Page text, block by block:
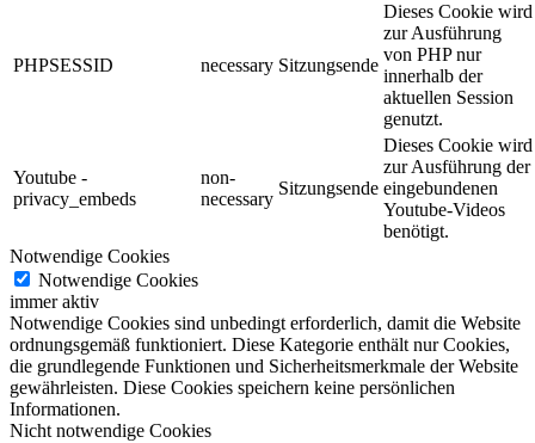
PHPSESSID necessary Sitzungsende
Dieses Cookie wird
zur Ausführung
von PHP nur
innerhalb der
aktuellen Session
genutzt.
Youtube -
privacy_embeds
non-
necessary
Sitzungsende
Dieses Cookie wird
zur Ausführung der
eingebundenen
Youtube-Videos
benötigt.
Notwendige Cookies
Notwendige Cookies
immer aktiv
Notwendige Cookies sind unbedingt erforderlich, damit die Website
ordnungsgemäß funktioniert. Diese Kategorie enthält nur Cookies,
die grundlegende Funktionen und Sicherheitsmerkmale der Website
gewährleisten. Diese Cookies speichern keine persönlichen
Informationen.
Nicht notwendige Cookies